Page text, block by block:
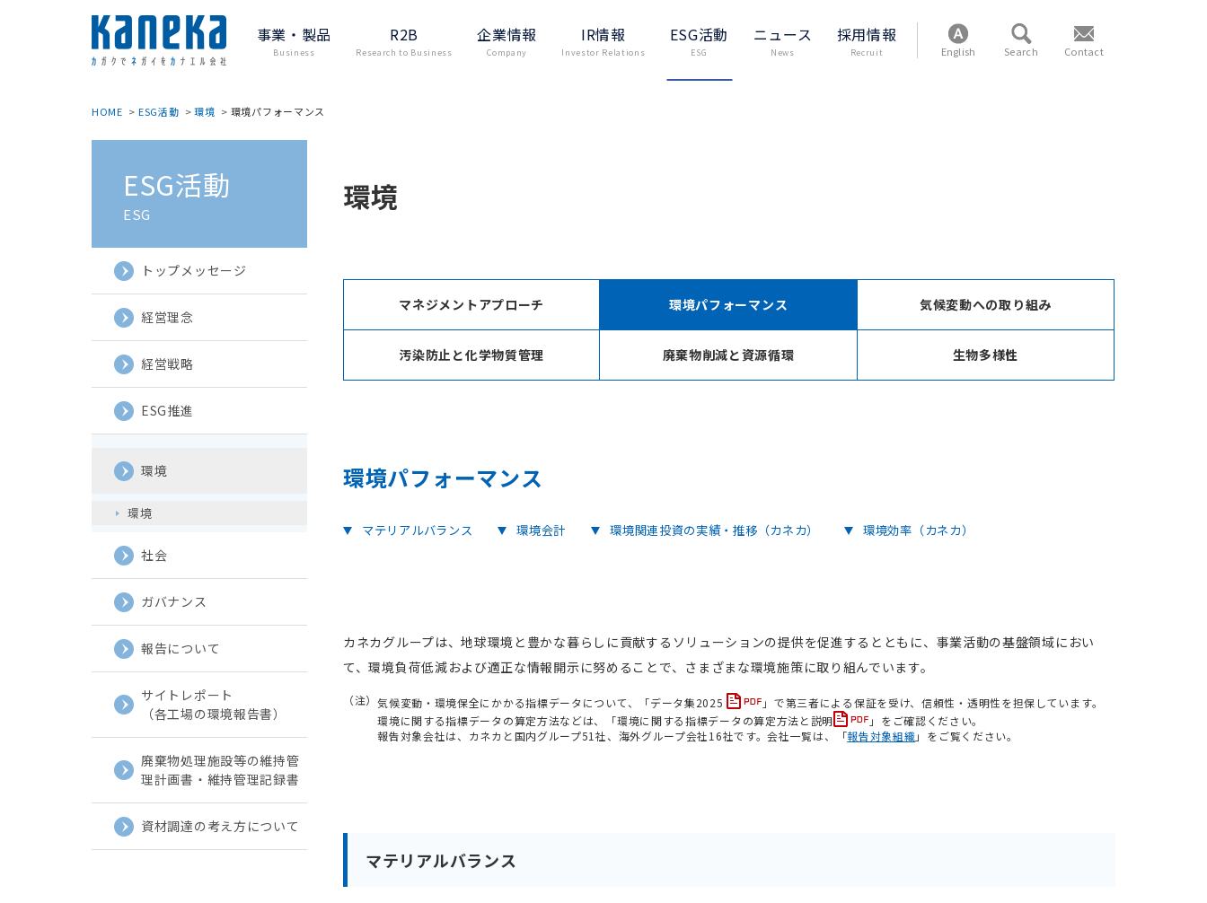
事業・製品
Business
R2B
Research to Business
企業情報
Company
IR情報
Investor Relations
ESG活動
ESG
ニュース
News
採用情報
Recruit English Contact
Search
HOME ESG活動 環境 環境パフォーマンス
環境
マネジメントアプローチ 環境パフォーマンス 気候変動への取り組み
汚染防止と化学物質管理 廃棄物削減と資源循環 生物多様性
環境パフォーマンス
マテリアルバランス 環境会計 環境関連投資の実績・推移（カネカ） 環境効率（カネカ）
カネカグループは、地球環境と豊かな暮らしに貢献するソリューションの提供を促進するとともに、事業活動の基盤領域におい
て、環境負荷低減および適正な情報開示に努めることで、さまざまな環境施策に取り組んでいます。
（注）気候変動・環境保全にかかる指標データについて、「データ集2025
」で第三者による保証を受け、信頼性・透明性を担保しています。
環境に関する指標データの算定方法などは、「環境に関する指標データの算定方法と説明
」をご確認ください。
報告対象会社は、カネカと国内グループ51社、海外グループ会社16社です。会社一覧は、「報告対象組織」をご覧ください。
マテリアルバランス
ESG活動
ESG
トップメッセージ
経営理念
経営戦略
ESG推進
環境
環境
社会
ガバナンス
報告について
サイトレポート
（各工場の環境報告書）
廃棄物処理施設等の維持管
理計画書・維持管理記録書
資材調達の考え方について